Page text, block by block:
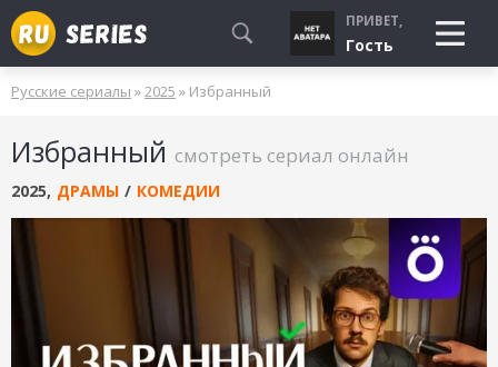
СМОТРЮ
БУДУ СМОТРЕТЬ
УЖЕ СМОТРЕЛ
ПРИВЕТ,
Гость
Русские сериалы »2025 » Избранный
Избранный смотреть сериал онлайн
2025, ДРАМЫ / КОМЕДИИ